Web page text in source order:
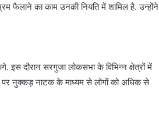
फैलाने का काम उनकी नियति में शामिल है. उन्होंने
इस दौरान सरगुजा लोकसभा के विभिन्न क्षेत्रों में
पर नुक्कड़ नाटक के माध्यम से लोगों को अधिक से